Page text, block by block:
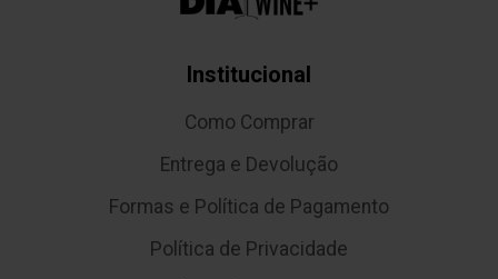
Institucional
Como Comprar
Entrega e Devolução
Formas e Política de Pagamento
Política de Privacidade